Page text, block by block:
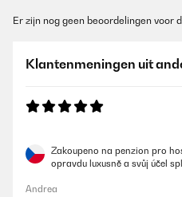
Er zijn nog geen beoordelingen voor
Klantenmeningen uit
Zakoupeno na penzion pro
opravdu luxusně a svůj účel
Andrea